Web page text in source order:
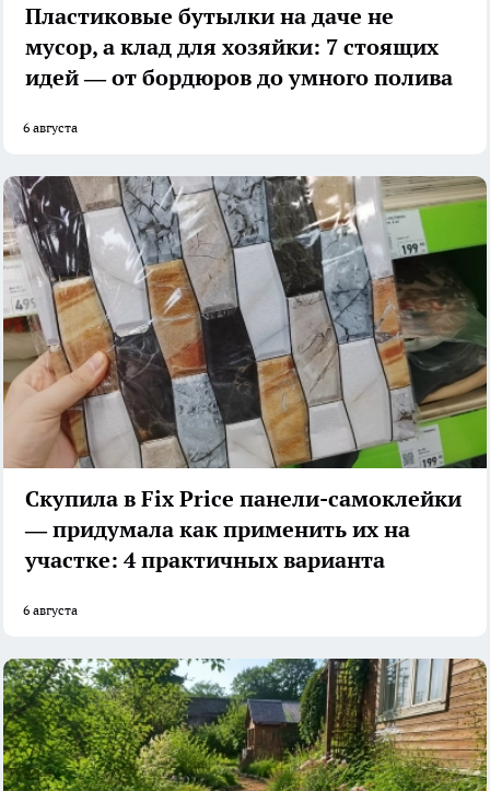
Пластиковые бутылки на даче не
мусор, а клад для хозяйки: 7 стоящих
идей — от бордюров до умного полива
6 августа
Скупила в Fix Price панели-самоклейки
— придумала как применить их на
участке: 4 практичных варианта
6 августа